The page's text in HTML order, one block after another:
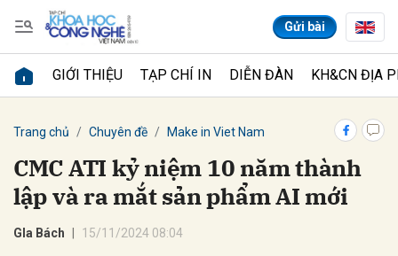
Gửi bài
GIỚI THIỆU TẠP CHÍ IN DIỄN ĐÀN KH&CN ĐỊA
Trang chủ Chuyên đề Make in Viet Nam
CMC ATI kỷ niệm 10 năm thành
lập và ra mắt sản phẩm AI mới
GIa Bách 15/11/2024 08:04
Gửi bình luận